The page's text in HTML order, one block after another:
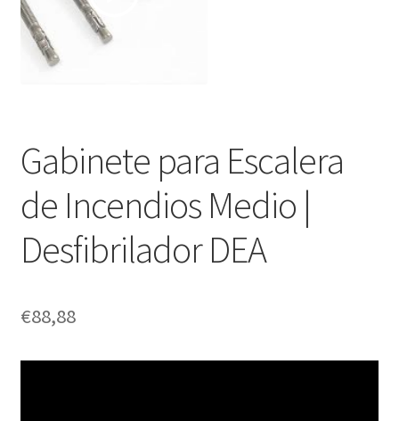
Gabinete para Escalera
de Incendios Medio |
Desfibrilador DEA
€88,88